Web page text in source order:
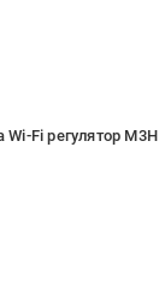
Fi регулятор M3H